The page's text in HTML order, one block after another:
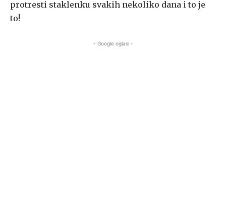
protresti staklenku svakih nekoliko dana i to je
to!
- Google oglasi -